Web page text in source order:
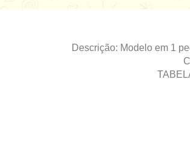
Descrição: Modelo em 1